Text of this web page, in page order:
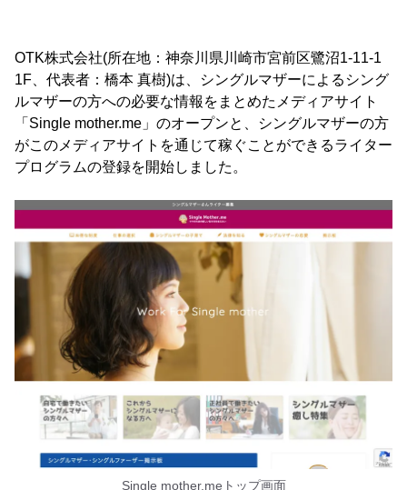
OTK株式会社(所在地：神奈川県川崎市宮前区鷺沼1-11-1
1F、代表者：橋本 真樹)は、シングルマザーによるシング
ルマザーの方への必要な情報をまとめたメディアサイト
「Single mother.me」のオープンと、シングルマザーの方
がこのメディアサイトを通じて稼ぐことができるライター
プログラムの登録を開始しました。
Single mother.meトップ画面